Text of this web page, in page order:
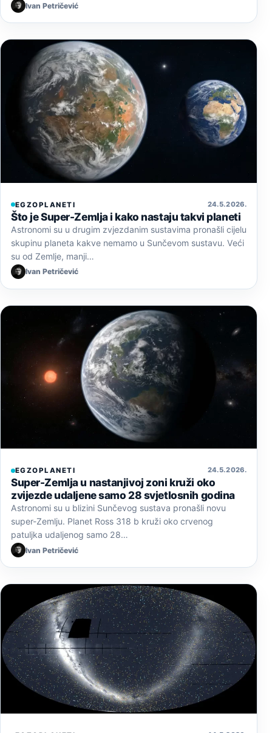
Ivan Petričević
EGZOPLANETI 24. 5. 2026.
Što je Super-Zemlja i kako nastaju takvi planeti
Astronomi su u drugim zvjezdanim sustavima pronašli cijelu
skupinu planeta kakve nemamo u Sunčevom sustavu. Veći
su od Zemlje, manji…
Ivan Petričević
EGZOPLANETI 24. 5. 2026.
Super-Zemlja u nastanjivoj zoni kruži oko
zvijezde udaljene samo 28 svjetlosnih godina
Astronomi su u blizini Sunčevog sustava pronašli novu
super-Zemlju. Planet Ross 318 b kruži oko crvenog
patuljka udaljenog samo 28…
Ivan Petričević